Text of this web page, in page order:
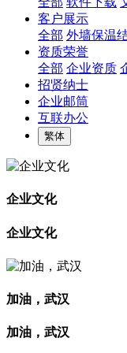
客户展示
全部 外墙保温
资质荣誉
全部 企业资质
招贤纳士
企业邮筒
互联办公
繁体
企业文化
企业文化
加油，武汉
加油，武汉